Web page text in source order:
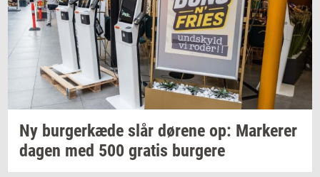
Ny bur­ger­kæ­de slår dø­re­ne op: Mar­ke­rer
dagen med 500 gra­tis bur­ge­re